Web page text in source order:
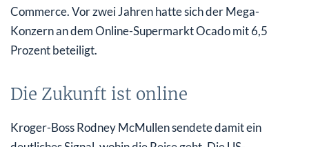
Commerce. Vor zwei Jahren hatte sich der Mega-
Konzern an dem Online-Supermarkt Ocado mit 6,5
Prozent beteiligt.
Die Zukunft ist online
Kroger-Boss Rodney McMullen sendete damit ein